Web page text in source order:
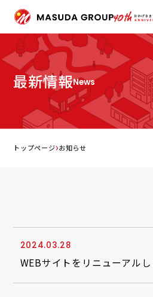
最新情報News
トップページ お知らせ
2024.03.28
WEBサイトをリニューアルし